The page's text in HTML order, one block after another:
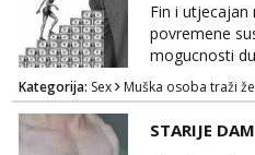
Fin i utjecajan
povremene
mogucnosti
potpora!
Kategorija: Sex Muška osoba traži
STARIJE